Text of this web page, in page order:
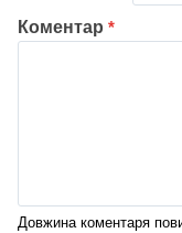
Коментар *
Довжина коментаря